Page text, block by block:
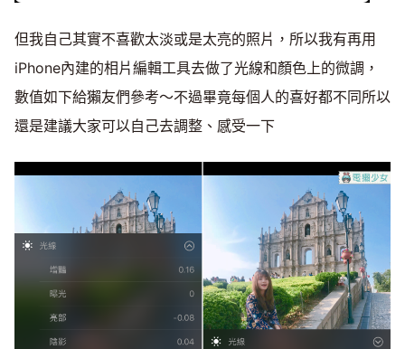
但我自己其實不喜歡太淡或是太亮的照片，所以我有再用
iPhone內建的相片編輯工具去做了光線和顏色上的微調，
數值如下給獺友們參考～不過畢竟每個人的喜好都不同所以
還是建議大家可以自己去調整、感受一下